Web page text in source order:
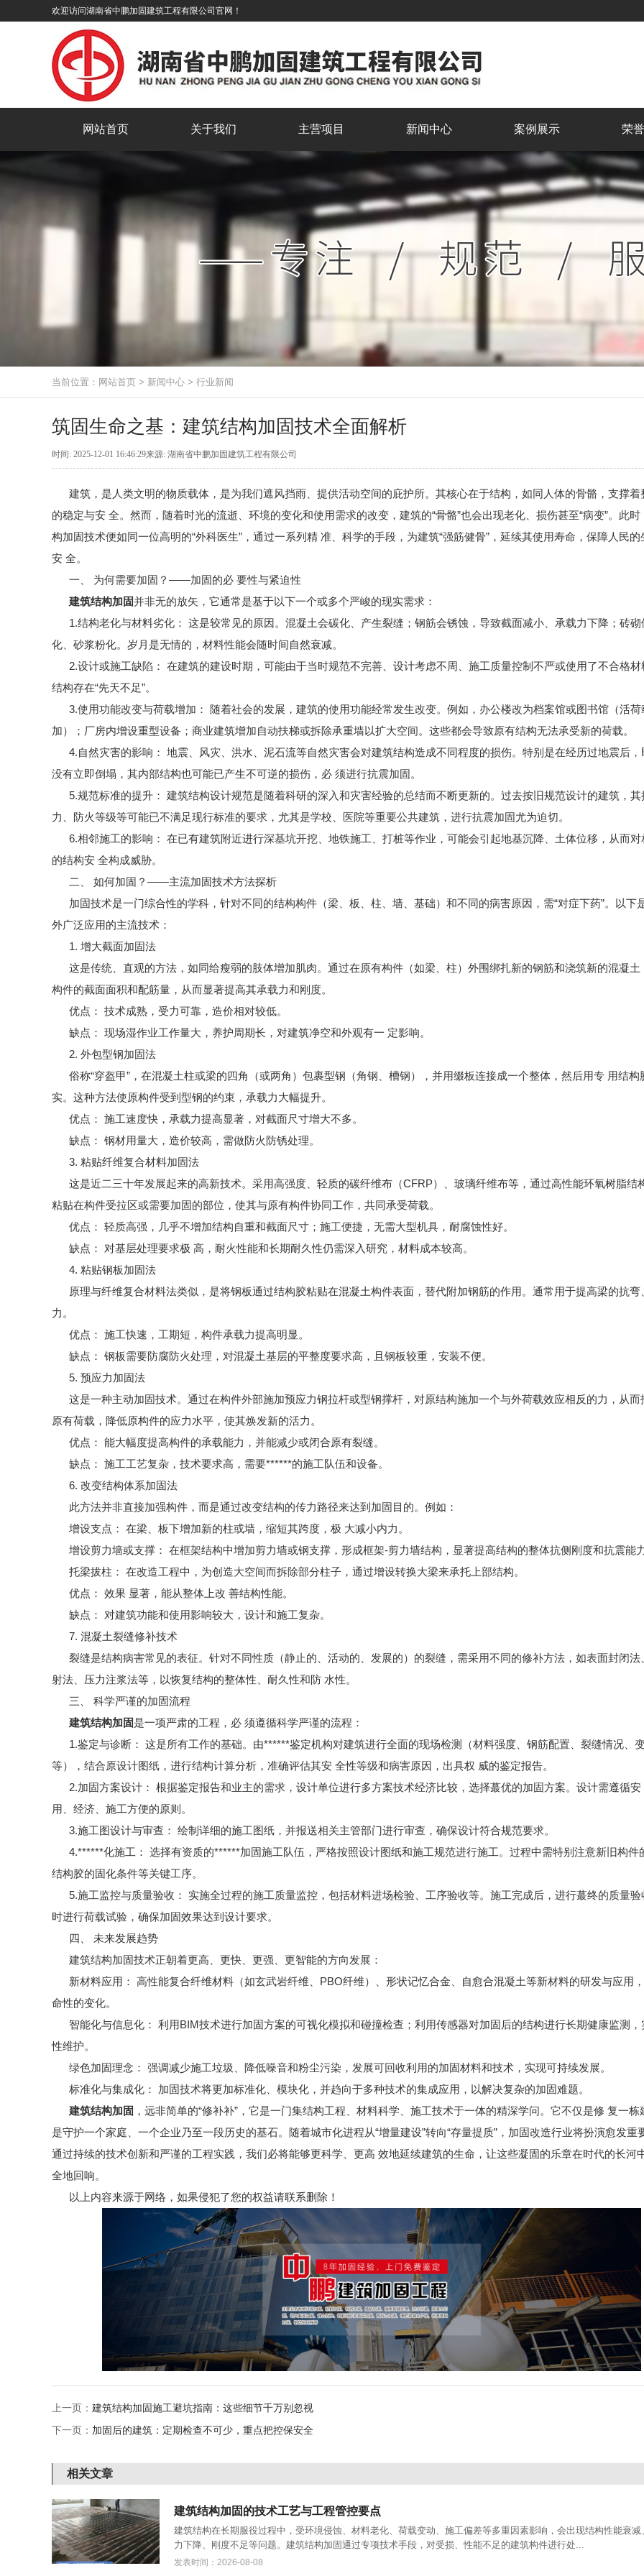
欢迎访问湖南省中鹏加固建筑工程有限公司官网！
网站首页 关于我们 主营项目 新闻中心 案例展示 荣
当前位置： 网站首页 > 新闻中心 > 行业新闻
筑固生命之基：建筑结构加固技术全面解析
时间: 2025-12-01 16:46:29来源: 湖南省中鹏加固建筑工程有限公司
建筑，是人类文明的物质载体，是为我们遮风挡雨、提供活动空间的庇护所。其核心在于结构，如同人体的骨骼，支撑着
的稳定与安 全。然而，随着时光的流逝、环境的变化和使用需求的改变，建筑的“骨骼”也会出现老化、损伤甚至“病变”。此时
构加固技术便如同一位高明的“外科医生”，通过一系列精 准、科学的手段，为建筑“强筋健骨”，延续其使用寿命，保障人民的
安 全。
一、 为何需要加固？——加固的必 要性与紧迫性
建筑结构加固并非无的放矢，它通常是基于以下一个或多个严峻的现实需求：
1.结构老化与材料劣化： 这是较常见的原因。混凝土会碳化、产生裂缝；钢筋会锈蚀，导致截面减小、承载力下降；砖砌
化、砂浆粉化。岁月是无情的，材料性能会随时间自然衰减。
2.设计或施工缺陷： 在建筑的建设时期，可能由于当时规范不完善、设计考虑不周、施工质量控制不严或使用了不合格材
结构存在“先天不足”。
3.使用功能改变与荷载增加： 随着社会的发展，建筑的使用功能经常发生改变。例如，办公楼改为档案馆或图书馆（活荷
加）；厂房内增设重型设备；商业建筑增加自动扶梯或拆除承重墙以扩大空间。这些都会导致原有结构无法承受新的荷载。
4.自然灾害的影响： 地震、风灾、洪水、泥石流等自然灾害会对建筑结构造成不同程度的损伤。特别是在经历过地震后，
没有立即倒塌，其内部结构也可能已产生不可逆的损伤，必 须进行抗震加固。
5.规范标准的提升： 建筑结构设计规范是随着科研的深入和灾害经验的总结而不断更新的。过去按旧规范设计的建筑，其
力、防火等级等可能已不满足现行标准的要求，尤其是学校、医院等重要公共建筑，进行抗震加固尤为迫切。
6.相邻施工的影响： 在已有建筑附近进行深基坑开挖、地铁施工、打桩等作业，可能会引起地基沉降、土体位移，从而对
的结构安 全构成威胁。
二、 如何加固？——主流加固技术方法探析
加固技术是一门综合性的学科，针对不同的结构构件（梁、板、柱、墙、基础）和不同的病害原因，需“对症下药”。以下
外广泛应用的主流技术：
1. 增大截面加固法
这是传统、直观的方法，如同给瘦弱的肢体增加肌肉。通过在原有构件（如梁、柱）外围绑扎新的钢筋和浇筑新的混凝土
构件的截面面积和配筋量，从而显著提高其承载力和刚度。
优点： 技术成熟，受力可靠，造价相对较低。
缺点： 现场湿作业工作量大，养护周期长，对建筑净空和外观有一 定影响。
2. 外包型钢加固法
俗称“穿盔甲”，在混凝土柱或梁的四角（或两角）包裹型钢（角钢、槽钢），并用缀板连接成一个整体，然后用专 用结构
实。这种方法使原构件受到型钢的约束，承载力大幅提升。
优点： 施工速度快，承载力提高显著，对截面尺寸增大不多。
缺点： 钢材用量大，造价较高，需做防火防锈处理。
3. 粘贴纤维复合材料加固法
这是近二三十年发展起来的高新技术。采用高强度、轻质的碳纤维布（CFRP）、玻璃纤维布等，通过高性能环氧树脂结
粘贴在构件受拉区或需要加固的部位，使其与原有构件协同工作，共同承受荷载。
优点： 轻质高强，几乎不增加结构自重和截面尺寸；施工便捷，无需大型机具，耐腐蚀性好。
缺点： 对基层处理要求极 高，耐火性能和长期耐久性仍需深入研究，材料成本较高。
4. 粘贴钢板加固法
原理与纤维复合材料法类似，是将钢板通过结构胶粘贴在混凝土构件表面，替代附加钢筋的作用。通常用于提高梁的抗弯
力。
优点： 施工快速，工期短，构件承载力提高明显。
缺点： 钢板需要防腐防火处理，对混凝土基层的平整度要求高，且钢板较重，安装不便。
5. 预应力加固法
这是一种主动加固技术。通过在构件外部施加预应力钢拉杆或型钢撑杆，对原结构施加一个与外荷载效应相反的力，从而
原有荷载，降低原构件的应力水平，使其焕发新的活力。
优点： 能大幅度提高构件的承载能力，并能减少或闭合原有裂缝。
缺点： 施工工艺复杂，技术要求高，需要******的施工队伍和设备。
6. 改变结构体系加固法
此方法并非直接加强构件，而是通过改变结构的传力路径来达到加固目的。例如：
增设支点： 在梁、板下增加新的柱或墙，缩短其跨度，极 大减小内力。
增设剪力墙或支撑： 在框架结构中增加剪力墙或钢支撑，形成框架-剪力墙结构，显著提高结构的整体抗侧刚度和抗震能力
托梁拔柱： 在改造工程中，为创造大空间而拆除部分柱子，通过增设转换大梁来承托上部结构。
优点： 效果 显著，能从整体上改 善结构性能。
缺点： 对建筑功能和使用影响较大，设计和施工复杂。
7. 混凝土裂缝修补技术
裂缝是结构病害常见的表征。针对不同性质（静止的、活动的、发展的）的裂缝，需采用不同的修补方法，如表面封闭法
射法、压力注浆法等，以恢复结构的整体性、耐久性和防 水性。
三、 科学严谨的加固流程
建筑结构加固是一项严肃的工程，必 须遵循科学严谨的流程：
1.鉴定与诊断： 这是所有工作的基础。由******鉴定机构对建筑进行全面的现场检测（材料强度、钢筋配置、裂缝情况、
等），结合原设计图纸，进行结构计算分析，准确评估其安 全性等级和病害原因，出具权 威的鉴定报告。
2.加固方案设计： 根据鉴定报告和业主的需求，设计单位进行多方案技术经济比较，选择蕞优的加固方案。设计需遵循安
用、经济、施工方便的原则。
3.施工图设计与审查： 绘制详细的施工图纸，并报送相关主管部门进行审查，确保设计符合规范要求。
4.******化施工： 选择有资质的******加固施工队伍，严格按照设计图纸和施工规范进行施工。过程中需特别注意新旧构件
结构胶的固化条件等关键工序。
5.施工监控与质量验收： 实施全过程的施工质量监控，包括材料进场检验、工序验收等。施工完成后，进行蕞终的质量验
时进行荷载试验，确保加固效果达到设计要求。
四、 未来发展趋势
建筑结构加固技术正朝着更高、更快、更强、更智能的方向发展：
新材料应用： 高性能复合纤维材料（如玄武岩纤维、PBO纤维）、形状记忆合金、自愈合混凝土等新材料的研发与应用
命性的变化。
智能化与信息化： 利用BIM技术进行加固方案的可视化模拟和碰撞检查；利用传感器对加固后的结构进行长期健康监测，
性维护。
绿色加固理念： 强调减少施工垃圾、降低噪音和粉尘污染，发展可回收利用的加固材料和技术，实现可持续发展。
标准化与集成化： 加固技术将更加标准化、模块化，并趋向于多种技术的集成应用，以解决复杂的加固难题。
建筑结构加固 ，远非简单的“修补补”，它是一门集结构工程、材料科学、施工技术于一体的精深学问。它不仅是修 复一栋
是守护一个家庭、一个企业乃至一段历史的基石。随着城市化进程从“增量建设”转向“存量提质”，加固改造行业将扮演愈发重
通过持续的技术创新和严谨的工程实践，我们必将能够更科学、更高 效地延续建筑的生命，让这些凝固的乐章在时代的长河
全地回响。
以上内容来源于网络，如果侵犯了您的权益请联系删除！
上一页： 建筑结构加固施工避坑指南：这些细节千万别忽视
下一页： 加固后的建筑：定期检查不可少，重点把控保安全
相关文章
建筑结构加固的技术工艺与工程管控要点
建筑结构在长期服役过程中，受环境侵蚀、材料老化、荷载变动、施工偏差等多重因素影响，会出现结构性能衰减
力下降、刚度不足等问题。建筑结构加固通过专项技术手段，对受损、性能不足的建筑构件进行处...
发表时间：2026-08-08